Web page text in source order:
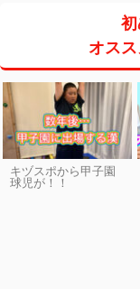
オス
キヅスポから甲子園
球児が！！